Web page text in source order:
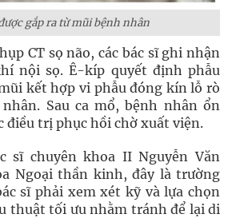
gắp ra từ mũi bệnh nhân
CT sọ não, các bác sĩ ghi nhận
nội sọ. Ê-kíp quyết định phẫu
kết hợp vi phẫu đóng kín lỗ rò
Sau ca mổ, bệnh nhân ổn
điều trị phục hồi chờ xuất viện.
sĩ chuyên khoa II Nguyễn Văn
Ngoại thần kinh, đây là trường
sĩ phải xem xét kỹ và lựa chọn
thuật tối ưu nhằm tránh để lại di